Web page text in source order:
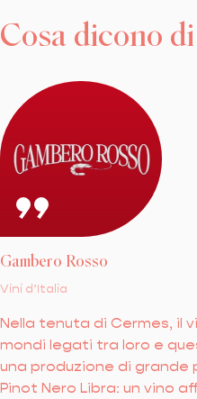
Cosa dicono
Gambero Rosso
Vini d’Italia
Nella tenuta di Cermes, il
mondi legati tra loro e
una produzione di
Pinot Nero Libra: un vino